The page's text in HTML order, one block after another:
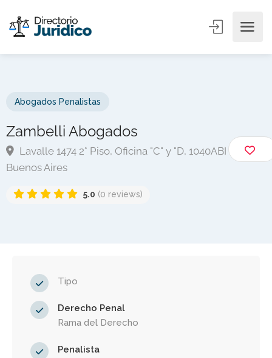
Abogados Penalistas
Zambelli Abogados
Lavalle 1474 2° Piso, Oficina "C" y "D, 1040ABI
Buenos Aires
5.0 (0 reviews)
Tipo
Derecho Penal
Rama del Derecho
Penalista